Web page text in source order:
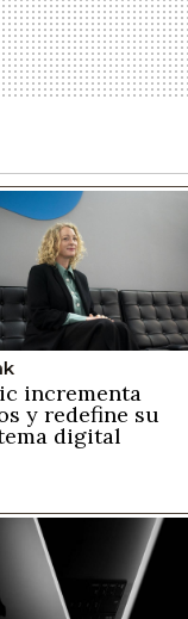
incrementa
y redefine su
digital